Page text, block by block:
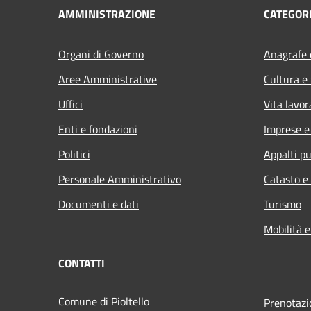
AMMINISTRAZIONE
Organi di Governo
Aree Amministrative
Uffici
Enti e fondazioni
Politici
Personale Amministrativo
Documenti e dati
Cultura
Vita
Imprese
Appalti
Catasto
Turismo
Mobilità
CONTATTI
Comune di Pioltello